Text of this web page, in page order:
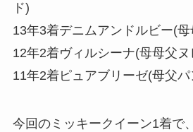
ド)
13年3着デニムアンドルビー(
12年2着ヴィルシーナ(母母父
11年2着ピュアブリーゼ(母父
今回のミッキークイーン1着で